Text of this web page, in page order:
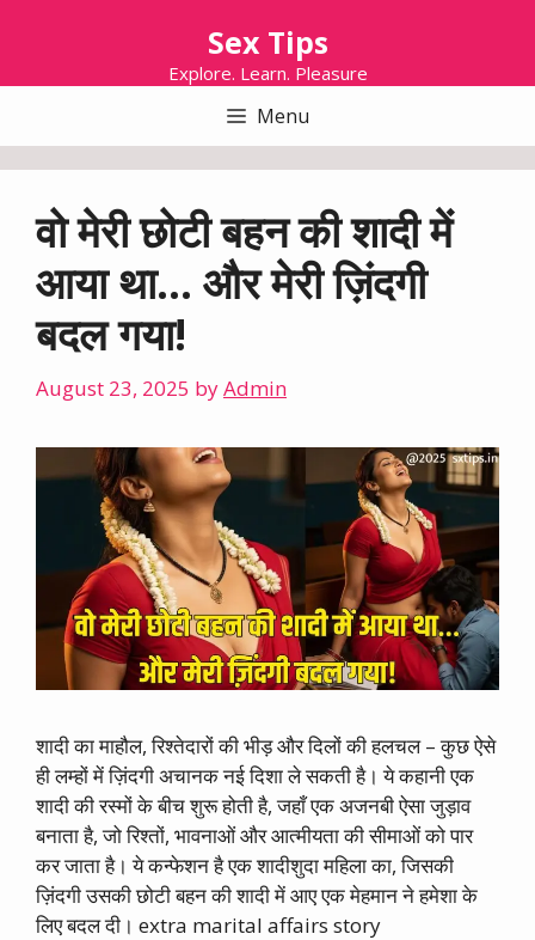
Sex Tips
Explore. Learn. Pleasure
Menu
वो मेरी छोटी बहन की शादी में
आया था… और मेरी ज़िंदगी
बदल गया!
August 23, 2025 byAdmin
शादी का माहौल, रिश्तेदारों की भीड़ और दिलों की हलचल – कुछ ऐसे
ही लम्हों में ज़िंदगी अचानक नई दिशा ले सकती है। ये कहानी एक
शादी की रस्मों के बीच शुरू होती है, जहाँ एक अजनबी ऐसा जुड़ाव
बनाता है, जो रिश्तों, भावनाओं और आत्मीयता की सीमाओं को पार
कर जाता है। ये कन्फेशन है एक शादीशुदा महिला का, जिसकी
ज़िंदगी उसकी छोटी बहन की शादी में आए एक मेहमान ने हमेशा के
लिए बदल दी। extra marital affairs story